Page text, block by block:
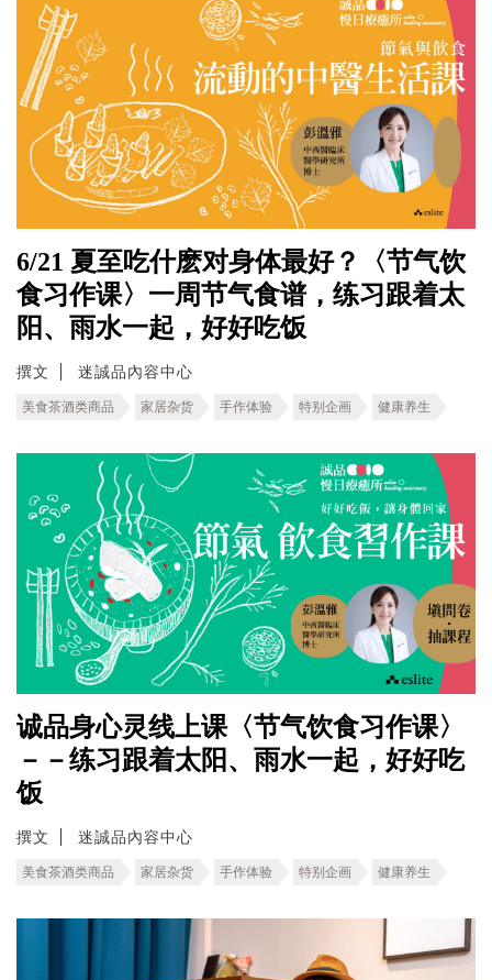
6/21 夏至吃什麽对身体最好？〈节气饮
食习作课〉一周节气食谱，练习跟着太
阳、雨水一起，好好吃饭
撰文 迷誠品內容中心
美食茶酒类商品 家居杂货 手作体验 特别企画 健康养生
诚品身心灵线上课〈节气饮食习作课〉
－－练习跟着太阳、雨水一起，好好吃
饭
撰文 迷誠品內容中心
美食茶酒类商品 家居杂货 手作体验 特别企画 健康养生